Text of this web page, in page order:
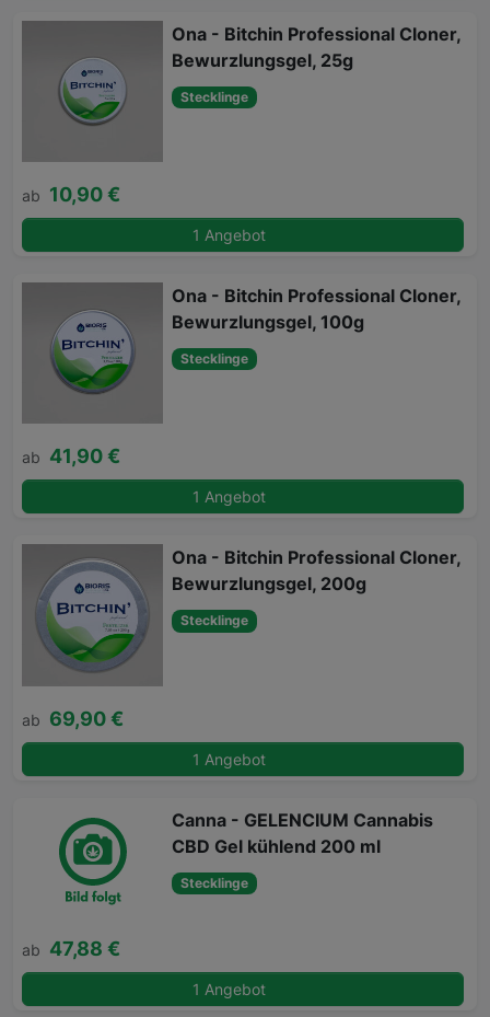
Ona - Bitchin Professional Cloner,
Bewurzlungsgel, 25g
Stecklinge
ab 10,90 €
1 Angebot
Ona - Bitchin Professional Cloner,
Bewurzlungsgel, 100g
Stecklinge
ab 41,90 €
1 Angebot
Ona - Bitchin Professional Cloner,
Bewurzlungsgel, 200g
Stecklinge
ab 69,90 €
1 Angebot
Canna - GELENCIUM Cannabis
CBD Gel kühlend 200 ml
Stecklinge
ab 47,88 €
1 Angebot